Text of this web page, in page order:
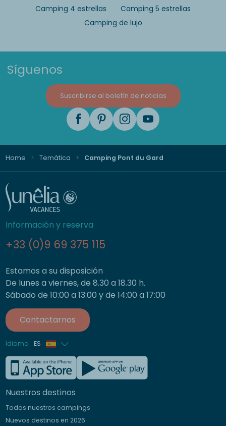
Camping 4 estrellas
Camping 5 estrellas
Camping de lujo
Síguenos
Suscribirse al boletín de noticias
Home Temática Camping Pont du Gard
Información y reserva
+33 (0)9 69 375 115
Estamos a su disposición
De lunes a viernes, de 8.30 a 18.30 h.
Sábado de 10:00 a 13:00 y de 14:00 a 17:00
Contactarnos
Idioma ES
Francés
Inglés
Alemán
Nuestros destinos
Todos nuestros campings
Nuevos destinos en 2026